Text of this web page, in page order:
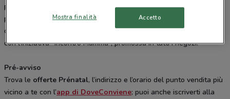
per te; inoltre, presso i negozi Prénatal, potrai ricevere anche
pratici consigli su come crescere al meglio il tuo bambino da parte
di personale esperto o da mamme come te, che potrai incontrare
con l’iniziativa “Incontro Mamma”, promossa in tutti i negozi.
Pré-avviso
Trova le offerte Prénatal, l’indirizzo e l’orario del punto vendita più
vicino a te con l’app di DoveConviene; puoi anche iscriverti alla
Mostra finalità Accetto